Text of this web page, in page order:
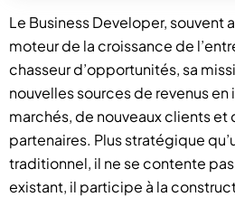
Le Business Developer, souvent
moteur de la croissance de
chasseur d’opportunités, sa
nouvelles sources de revenus
marchés, de nouveaux clients et
partenaires. Plus stratégique
traditionnel, il ne se contente
existant, il participe à la